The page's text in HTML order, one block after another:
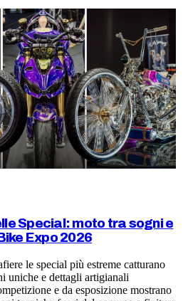
Special: moto tra sogni e
Expo 2026
le special più estreme catturano
uniche e dettagli artigianali
e da esposizione mostrano